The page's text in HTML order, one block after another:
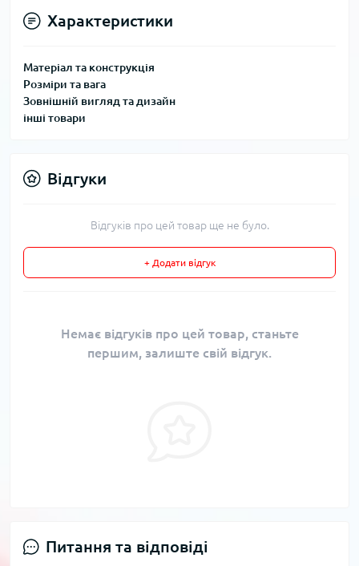
Характеристики
Матеріал та конструкція
Розміри та вага
Зовнішній вигляд та дизайн
інші товари
Відгуки
Відгуків про цей товар ще не було.
+ Додати відгук
Немає відгуків про цей товар, станьте
першим, залиште свій відгук.
Питання та відповіді